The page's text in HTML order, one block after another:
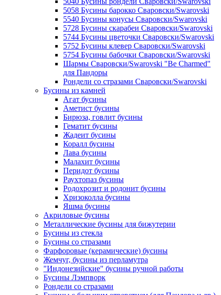
5058 Бусины барокко Сваровски/Swarovski
5540 Бусины конусы Сваровски/Swarovski
5728 Бусины скарабеи Сваровски/Swarovski
5744 Бусины цветочки Сваровски/Swarovski
5752 Бусины клевер Сваровски/Swarovski
5754 Бусины бабочки Сваровски/Swarovski
Шармы Сваровски/Swarovski "Be Charmed"
для Пандоры
Рондели со стразами Сваровски/Swarovski
Бусины из камней
Агат бусины
Аметист бусины
Бирюза, говлит бусины
Гематит бусины
Жадеит бусины
Коралл бусины
Лава бусины
Малахит бусины
Перидот бусины
Раухтопаз бусины
Родохрозит и родонит бусины
Хризоколла бусины
Яшма бусины
Акриловые бусины
Металлические бусины для бижутерии
Бусины из стекла
Бусины со стразами
Фарфоровые (керамические) бусины
Жемчуг, бусины из перламутра
"Индонезийские" бусины ручной работы
Бусины Лэмпворк
Рондели со стразами